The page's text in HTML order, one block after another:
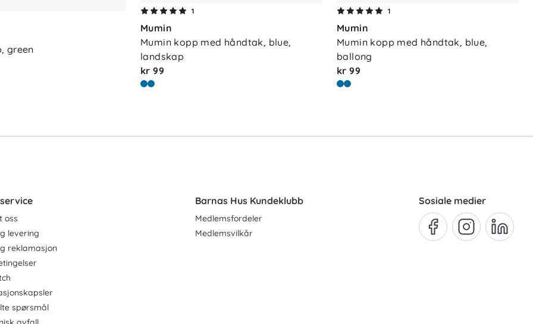
green
1
Mumin
Mumin kopp med håndtak, blue,
landskap
kr 99
1
Mumin
Mumin kopp med håndtak, blue,
ballong
kr 99
oss
levering
reklamasjon
spørsmål
Barnas Hus Kundeklubb
Medlemsfordeler
Medlemsvilkår
Sosiale medier